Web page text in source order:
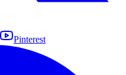
Pinterest